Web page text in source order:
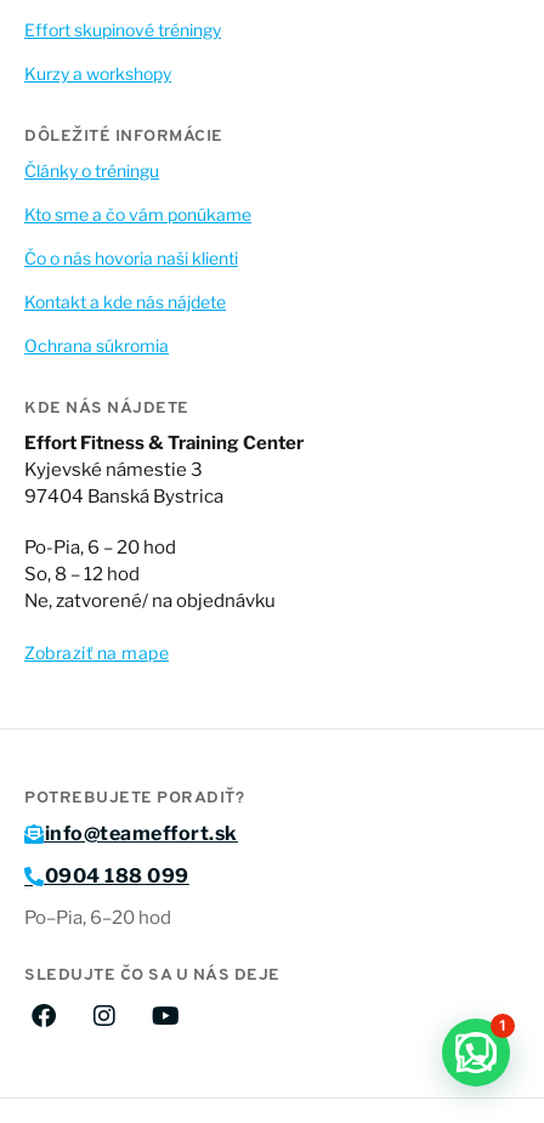
Effort skupinové tréningy
Kurzy a workshopy
DÔLEŽITÉ INFORMÁCIE
Články o tréningu
Kto sme a čo vám ponúkame
Čo o nás hovoria naši klienti
Kontakt a kde nás nájdete
Ochrana súkromia
KDE NÁS NÁJDETE
Effort Fitness & Training Center
Kyjevské námestie 3
97404 Banská Bystrica
Po-Pia, 6 – 20 hod
So, 8 – 12 hod
Ne, zatvorené/ na objednávku
Zobraziť na mape
POTREBUJETE PORADIŤ?
info@teameffort.sk
0904 188 099
Po–Pia, 6–20 hod
SLEDUJTE ČO SA U NÁS DEJE
1